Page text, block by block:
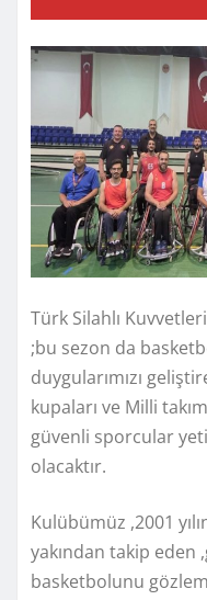
Türk Silahlı
;bu sezon da
duygularımızı
kupaları ve Milli
güvenli sporcular
olacaktır.
Kulübümüz ,2001
yakından takip eden
basketbolunu